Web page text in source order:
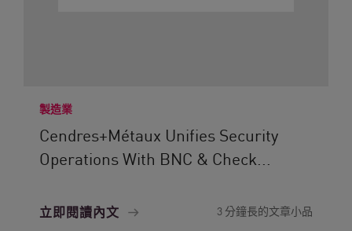
製造業
Cendres+Métaux Unifies Security
Operations With BNC & Check...
立即閱讀內文 3 分鐘長的文章小品